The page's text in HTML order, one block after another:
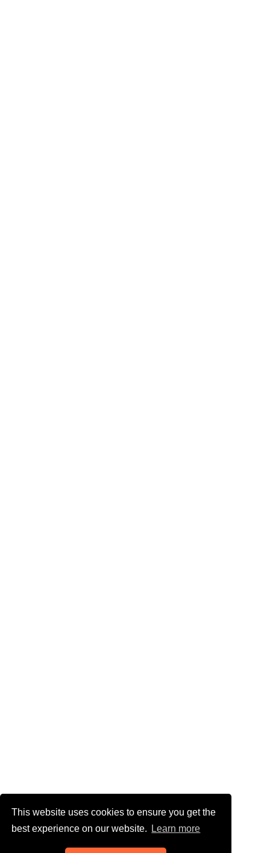
This website uses cookies to ensure you get the
best experience on our website.
Learn more